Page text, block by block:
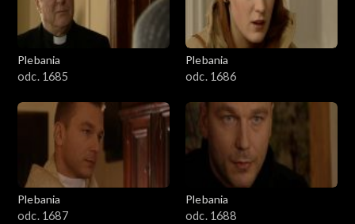
Plebania
odc. 1685
Plebania
odc. 1686
Plebania
odc. 1687
Plebania
odc. 1688